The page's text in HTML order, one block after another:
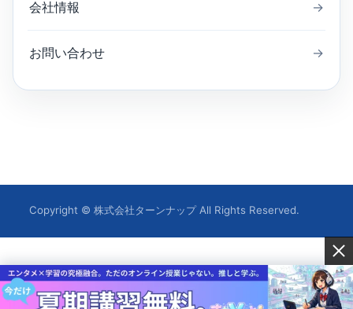
会社情報 →
お問い合わせ →
Copyright © 株式会社ターンナップ All Rights Reserved.